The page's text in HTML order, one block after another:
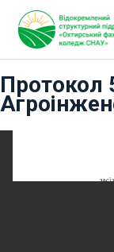
content
Протокол